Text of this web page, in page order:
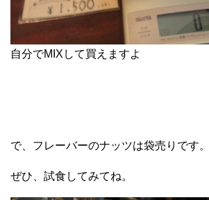
自分でMIXして買えますよ
で、フレーバーのナッツは袋売りです。
ぜひ、試食してみてね。